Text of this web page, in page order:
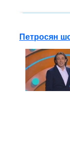
Петросян